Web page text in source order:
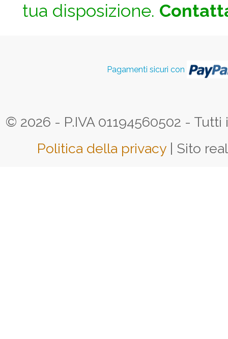
tua disposizione.
Pagamenti sicuri con
© 2026 - P.IVA 01194560502 -
Politica della privacy | Sito